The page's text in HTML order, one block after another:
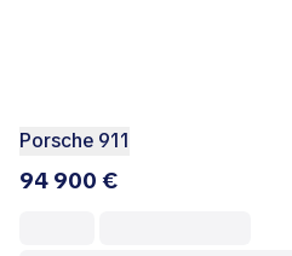
Porsche 911
94 900 €